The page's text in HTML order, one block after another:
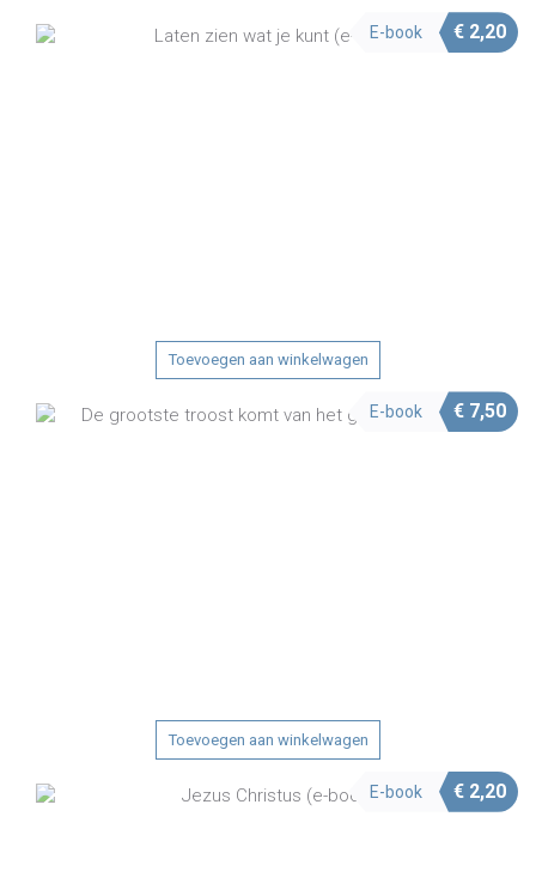
E-book € 2,20
Toevoegen aan winkelwagen
E-book € 7,50
Toevoegen aan winkelwagen
E-book € 2,20